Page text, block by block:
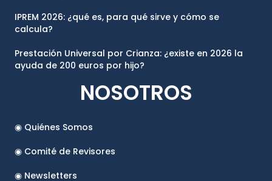
IPREM 2026: ¿qué es, para qué sirve y cómo se
calcula?
Prestación Universal por Crianza: ¿existe en 2026 la
ayuda de 200 euros por hijo?
NOSOTROS
◉ Quiénes Somos
◉ Comité de Revisores
◉ Newsletters